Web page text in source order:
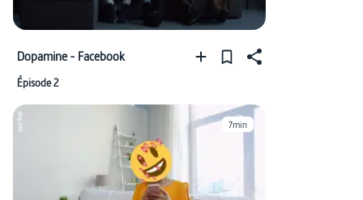
Dopamine - Facebook
Épisode 2
7min